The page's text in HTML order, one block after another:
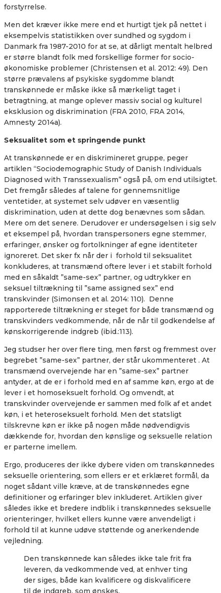
forstyrrelse.
Men det kræver ikke mere end et hurtigt tjek på nettet i
eksempelvis statistikken over sundhed og sygdom i
Danmark fra 1987-2010 for at se, at dårligt mentalt helbred
er større blandt folk med forskellige former for socio-
økonomiske problemer (Christensen et al. 2012: 49). Den
større prævalens af psykiske sygdomme blandt
transkønnede er måske ikke så mærkeligt taget i
betragtning, at mange oplever massiv social og kulturel
eksklusion og diskrimination (FRA 2010, FRA 2014,
Amnesty 2014a).
Seksualitet som et springende punkt
At transkønnede er en diskrimineret gruppe, peger
artiklen “Sociodemographic Study of Danish Individuals
Diagnosed with Transsexualism” også på, om end utilsigtet.
Det fremgår således af talene for gennemsnitlige
ventetider, at systemet selv udøver en væsentlig
diskrimination, uden at dette dog benævnes som sådan.
Mere om det senere. Derudover er undersøgelsen i sig selv
et eksempel på, hvordan transpersoners egne stemmer,
erfaringer, ønsker og fortolkninger af egne identiteter
ignoreret. Det sker fx når der i forhold til seksualitet
konkluderes, at transmænd oftere lever i et stabilt forhold
med en såkaldt ”same-sex” partner, og udtrykker en
seksuel tiltrækning til ”same assigned sex” end
transkvinder (Simonsen et al. 2014: 110). Denne
rapporterede tiltrækning er steget for både transmænd og
transkvinders vedkommende, når de når til godkendelse af
kønskorrigerende indgreb (ibid.:113).
Jeg studser her over flere ting, men først og fremmest over
begrebet ”same-sex” partner, der står ukommenteret . At
transmænd overvejende har en ”same-sex” partner
antyder, at de er i forhold med en af samme køn, ergo at de
lever i et homoseksuelt forhold. Og omvendt, at
transkvinder overvejende er sammen med folk af et andet
køn, i et heteroseksuelt forhold. Men det statsligt
tilskrevne køn er ikke på nogen måde nødvendigvis
dækkende for, hvordan den kønslige og seksuelle relation
er parterne imellem.
Ergo, produceres der ikke dybere viden om transkønnedes
seksuelle orientering, som ellers er et erklæret formål, da
noget sådant ville kræve, at de transkønnedes egne
definitioner og erfaringer blev inkluderet. Artiklen giver
således ikke et bredere indblik i transkønnedes seksuelle
orienteringer, hvilket ellers kunne være anvendeligt i
forhold til at kunne udøve støttende og anerkendende
vejledning.
Den transkønnede kan således ikke tale frit fra
leveren, da vedkommende ved, at enhver ting
der siges, både kan kvalificere og diskvalificere
til de indgreb, som ønskes.